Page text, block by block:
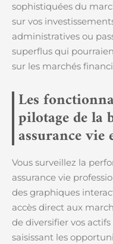
sophistiquées du
sur vos
administratives ou
superflus qui
sur les marchés
Les
pilotage de la
assurance vie
Vous surveillez la
assurance vie
des graphiques
accès direct aux
de diversifier vos
saisissant les